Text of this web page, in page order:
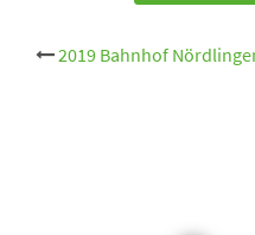
Beitrags-
2019 Bahnhof